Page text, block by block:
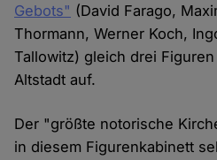
Gebots" (David Farago,
Thormann, Werner Koch,
Tallowitz) gleich drei
Altstadt auf.
Der "größte notorische
in diesem Figurenkabinett